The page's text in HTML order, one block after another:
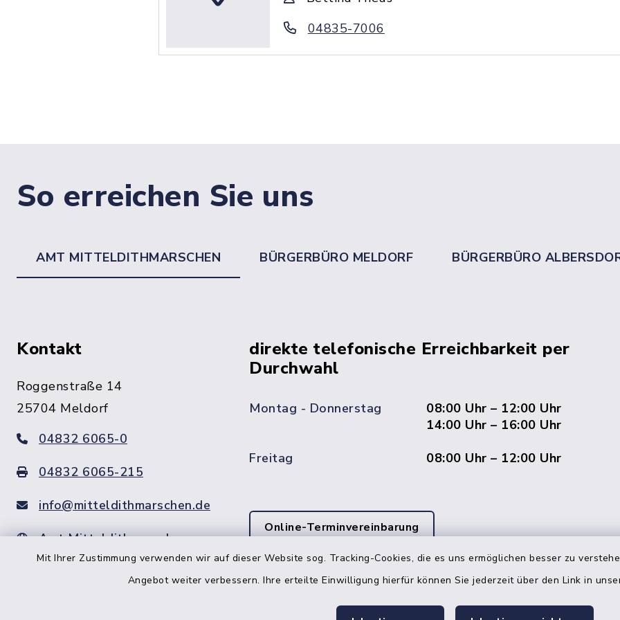
Mit Ihrer Zustimmung verwenden wir auf dieser Website sog. Tracking-Cookies, die es uns ermöglichen besser zu
Angebot weiter verbessern. Ihre erteilte Einwilligung hierfür können Sie jederzeit über den Link in
04835-7006
So erreichen Sie uns
AMT MITTELDITHMARSCHEN BÜRGERBÜRO MELDORF BÜRGERBÜRO
Kontakt
Roggenstraße 14
25704 Meldorf
04832 6065-0
04832 6065-215
info@mitteldithmarschen.de
Amt Mitteldithmarschen
direkte telefonische Erreichbarkeit per
Durchwahl
Montag - Donnerstag
08:00 Uhr – 12:00 Uhr
14:00 Uhr – 16:00 Uhr
Freitag
08:00 Uhr – 12:00 Uhr
Online-Terminvereinbarung
Haben Sie ein dringendes Anliegen, finden aber online
keinen zeitnahen Termin? Rufen Sie uns gerne unter der